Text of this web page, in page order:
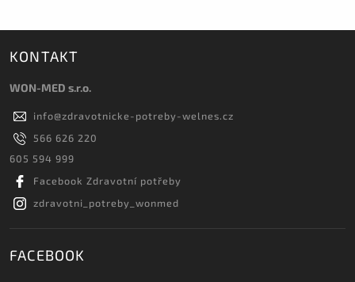
KONTAKT
WON-MED s.r.o.
info@zdravotnicke-potreby-welnes.cz
566 626 220
605 594 999
Facebook Zdravotní potřeby
zdravotni_potreby_wonmed
FACEBOOK